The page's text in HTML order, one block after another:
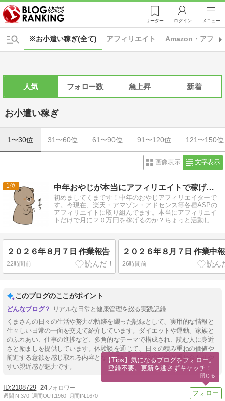
リーダー ログイン メニュー
※お小遣い稼ぎ(全て) アフィリエイト Amazon・アフィ
人気 フォロー数 急上昇 新着
お小遣い稼ぎ
1〜30位 31〜60位 61〜90位 91〜120位 121〜150位
画像表示 文字表示
1 中年おやじが本当にアフィリエイトで稼げる？実験証明ブログ
初めましてくまです！中年のおやじアフィリエイターで
す。今現在、楽天・アマゾン・アドセンス等各種ASPの
アフィリエイトに取り組んでます。本当にアフィリエイ
トだけで月に２０万円を稼げるのか？ちょっと活動して
２０２６年８月７日 作業報告
22時間前
２０２６年８月７日 作業中
26時間前
このブログのここがポイント
リアルな日常と健康管理を綴る実践記録
くまさんの日々の生活や努力の軌跡を綴った記録として、実用的な情報と
生々しい日常の一面を交えて紹介しています。ダイエットや運動、家族と
のふれあい、仕事の進捗など、多角的なテーマで構成され、読む人に身近
さと励ましを提供しています。体験談を通じて、日々の積み重ねの価値や
前進する意欲を感じ取れる内容となっており、自分の生活と重ね合わせや
すい親近感が魅力です。
2108729 24
週間IN:370 週間OUT:1960 月間IN:1670
【Tips】気になるブログをフォロー。
登録不要。更新を逃さずキャッチ！
閉じる